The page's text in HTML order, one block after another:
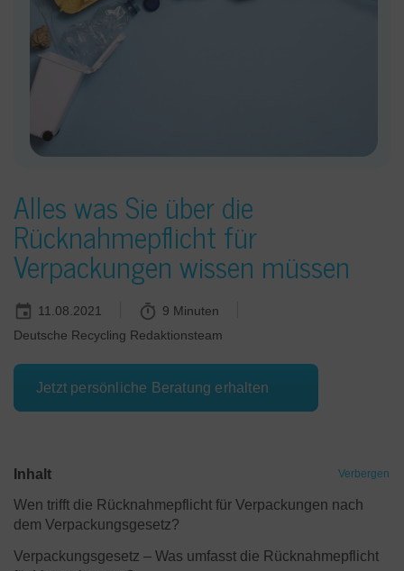
Alles was Sie über die
Rücknahmepflicht für
Verpackungen wissen müssen
11.08.2021
9 Minuten
Deutsche Recycling Redaktionsteam
Jetzt persönliche Beratung erhalten
Inhalt Verbergen
Wen trifft die Rücknahmepflicht für Verpackungen nach
dem Verpackungsgesetz?
Verpackungsgesetz – Was umfasst die Rücknahmepflicht